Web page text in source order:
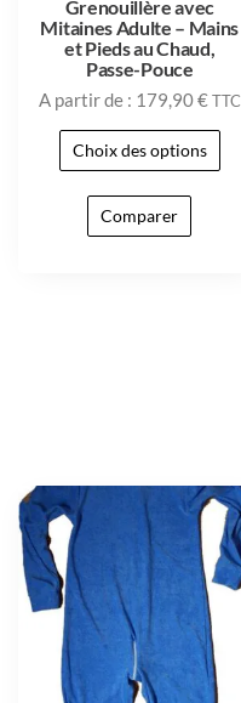
Grenouillère avec
Mitaines Adulte – Mains
et Pieds au Chaud,
Passe-Pouce
A partir de : 179,90€TTC
Choix des options
Comparer